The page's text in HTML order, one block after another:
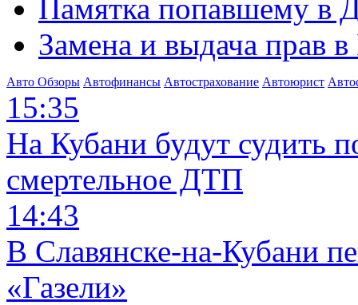
Памятка попавшему в
Замена и выдача прав
Авто Обзоры Автофинансы Автострахование Автоюрист
15:35
На Кубани будут судить
смертельное ДТП
14:43
В Славянске-на-Кубани
«Газели»